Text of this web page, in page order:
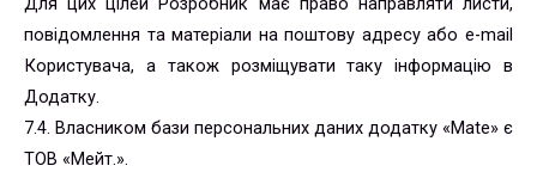
повідомлення та матеріали на поштову адресу або e-mail
Користувача, а також розміщувати таку інформацію в
Додатку.
7.4. Власником бази персональних даних додатку «Mate» є
ТОВ «Мейт.».